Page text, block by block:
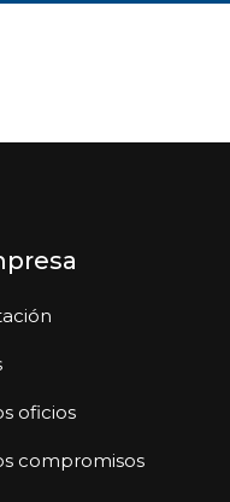
oficios
compromisos